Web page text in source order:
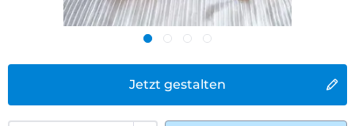
Jetzt gestalten